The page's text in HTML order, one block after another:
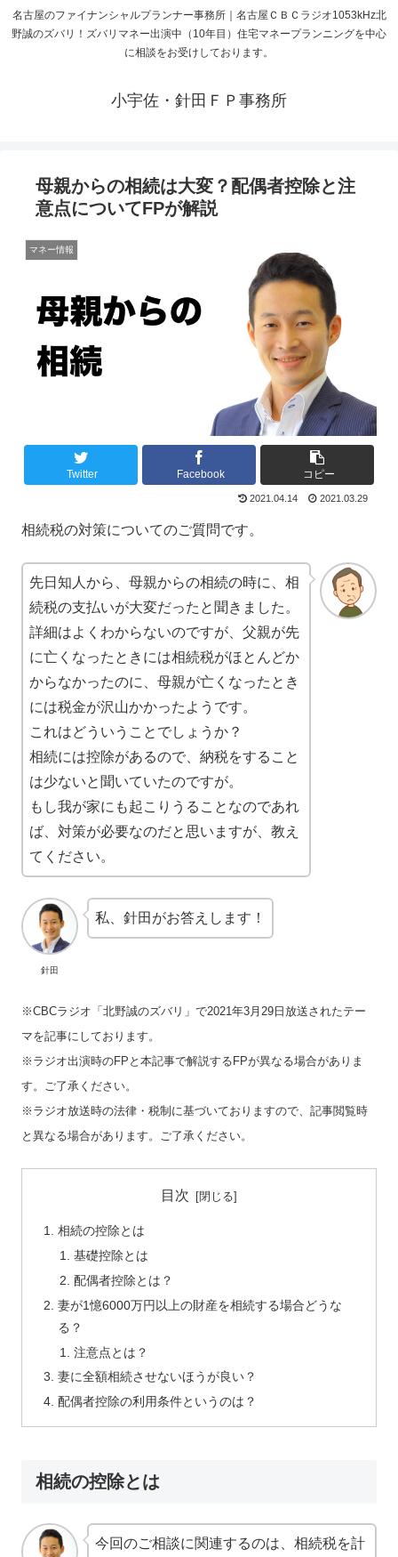
名古屋のファイナンシャルプランナー事務所｜名古屋ＣＢＣラジオ1053kHz北
野誠のズバリ！ズバリマネー出演中（10年目）住宅マネープランニングを中心
に相談をお受けしております。
小宇佐・針田ＦＰ事務所
母親からの相続は大変？配偶者控除と注
意点についてFPが解説
マネー情報
Twitter Facebook コピー
2021.04.14 2021.03.29
相続税の対策についてのご質問です。
先日知人から、母親からの相続の時に、相
続税の支払いが大変だったと聞きました。
詳細はよくわからないのですが、父親が先
に亡くなったときには相続税がほとんどか
からなかったのに、母親が亡くなったとき
には税金が沢山かかったようです。
これはどういうことでしょうか？
相続には控除があるので、納税をすること
は少ないと聞いていたのですが。
もし我が家にも起こりうることなのであれ
ば、対策が必要なのだと思いますが、教え
てください。
針田
私、針田がお答えします！
※CBCラジオ「北野誠のズバリ」で2021年3月29日放送されたテー
マを記事にしております。
※ラジオ出演時のFPと本記事で解説するFPが異なる場合がありま
す。ご了承ください。
※ラジオ放送時の法律・税制に基づいておりますので、記事閲覧時
と異なる場合があります。ご了承ください。
目次
相続の控除とは
基礎控除とは
配偶者控除とは？
妻が1憶6000万円以上の財産を相続する場合どうな
る？
注意点とは？
妻に全額相続させないほうが良い？
配偶者控除の利用条件というのは？
相続の控除とは
今回のご相談に関連するのは、相続税を計